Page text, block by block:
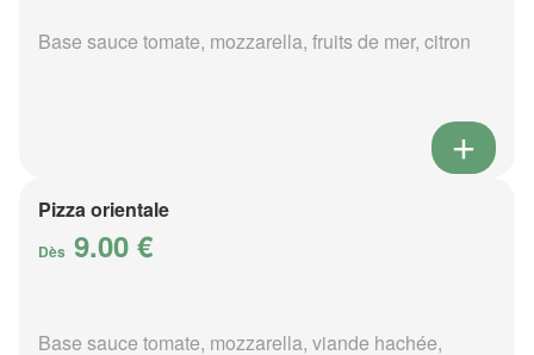
Base sauce tomate, mozzarella, fruits de mer, citron
Pizza orientale
Dès 9.00 €
Base sauce tomate, mozzarella, viande hachée,